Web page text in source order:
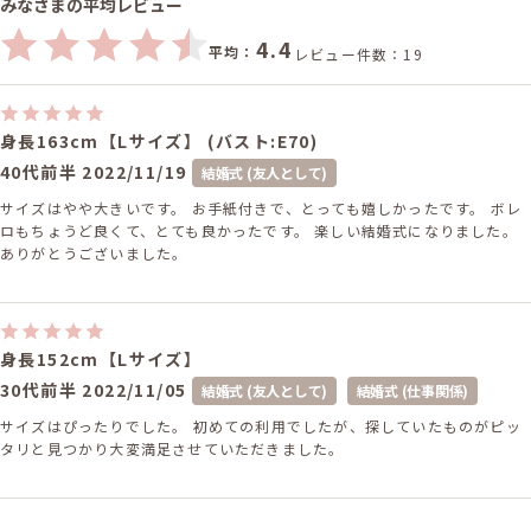
みなさまの平均レビュー
平均： 4.4 レビュー件数：19
身長163cm【Lサイズ】 (バスト:E70)
40代前半 2022/11/19
結婚式 (友人として)
サイズはやや大きいです。 お手紙付きで、とっても嬉しかったです。 ボレ
ロもちょうど良くて、とても良かったです。 楽しい結婚式になりました。
ありがとうございました。
身長152cm【Lサイズ】
30代前半 2022/11/05 結婚式 (友人として)
結婚式 (仕事関係)
サイズはぴったりでした。 初めての利用でしたが、探していたものがピッ
タリと見つかり大変満足させていただきました。